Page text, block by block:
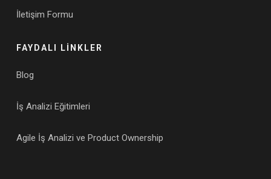
İletişim Formu
FAYDALI LİNKLER
Blog
İş Analizi Eğitimleri
Agile İş Analizi ve Product Ownership